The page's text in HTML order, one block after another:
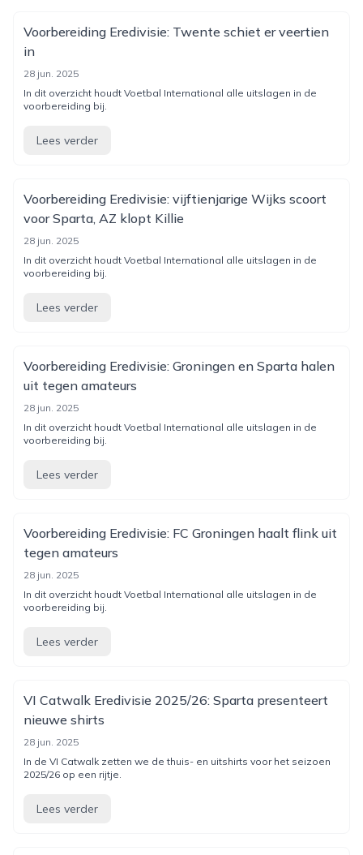
Voorbereiding Eredivisie: Twente schiet er veertien
in
28 jun. 2025
In dit overzicht houdt Voetbal International alle uitslagen in de
voorbereiding bij.
Lees verder
Voorbereiding Eredivisie: vijftienjarige Wijks scoort
voor Sparta, AZ klopt Killie
28 jun. 2025
In dit overzicht houdt Voetbal International alle uitslagen in de
voorbereiding bij.
Lees verder
Voorbereiding Eredivisie: Groningen en Sparta halen
uit tegen amateurs
28 jun. 2025
In dit overzicht houdt Voetbal International alle uitslagen in de
voorbereiding bij.
Lees verder
Voorbereiding Eredivisie: FC Groningen haalt flink uit
tegen amateurs
28 jun. 2025
In dit overzicht houdt Voetbal International alle uitslagen in de
voorbereiding bij.
Lees verder
VI Catwalk Eredivisie 2025/26: Sparta presenteert
nieuwe shirts
28 jun. 2025
In de VI Catwalk zetten we de thuis- en uitshirts voor het seizoen
2025/26 op een rijtje.
Lees verder